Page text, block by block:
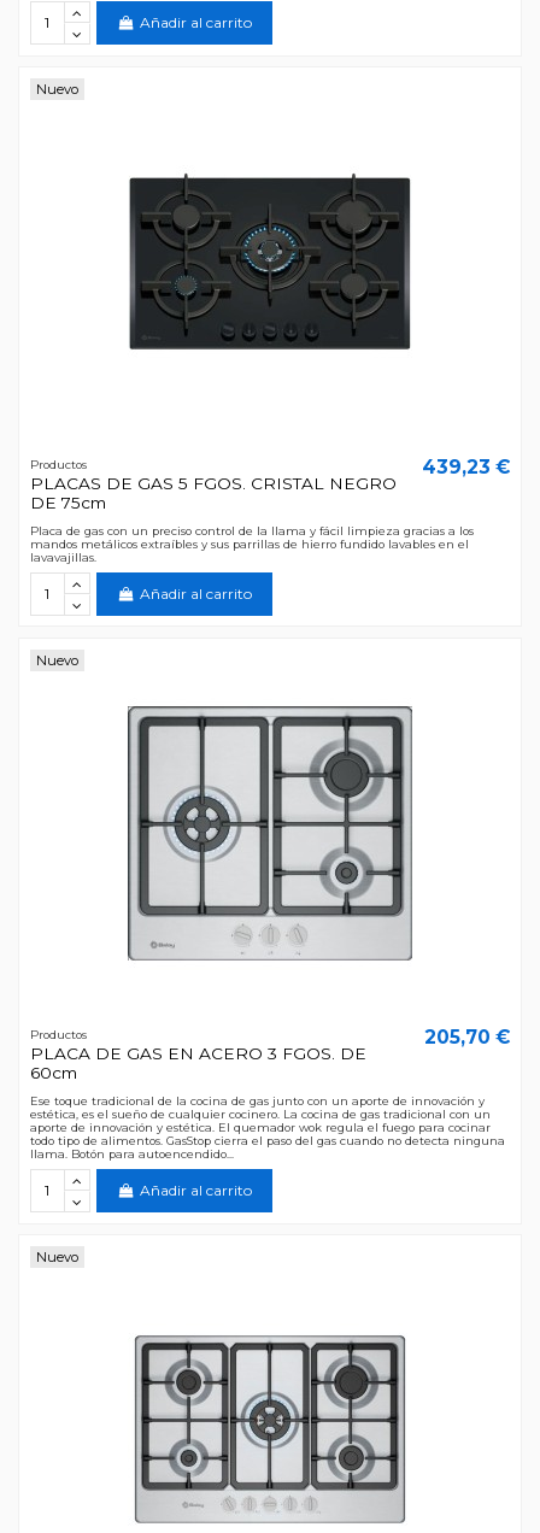
Añadir al carrito
Nuevo
Productos
PLACAS DE GAS 5 FGOS. CRISTAL NEGRO
DE 75cm
439,23 €
Placa de gas con un preciso control de la llama y fácil limpieza gracias a los
mandos metálicos extraíbles y sus parrillas de hierro fundido lavables en el
lavavajillas.
Añadir al carrito
Nuevo
Productos
PLACA DE GAS EN ACERO 3 FGOS. DE
60cm
205,70 €
Ese toque tradicional de la cocina de gas junto con un aporte de innovación y
estética, es el sueño de cualquier cocinero. La cocina de gas tradicional con un
aporte de innovación y estética. El quemador wok regula el fuego para cocinar
todo tipo de alimentos. GasStop cierra el paso del gas cuando no detecta ninguna
llama. Botón para autoencendido...
Añadir al carrito
Nuevo